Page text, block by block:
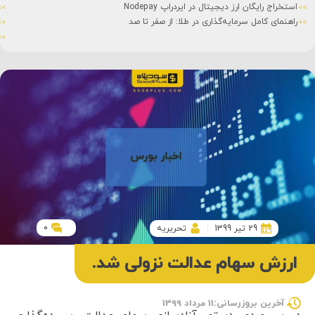
استخراج رایگان ارز دیجیتال در ایردراپ Nodepay
راهنمای کامل سرمایه‌گذاری در طلا: از صفر تا صد
ارزش سهام عدالت نزولی شد.
29 تیر 1399 تحریریه 0
آخرین بروزرسانی:11 مرداد 1399